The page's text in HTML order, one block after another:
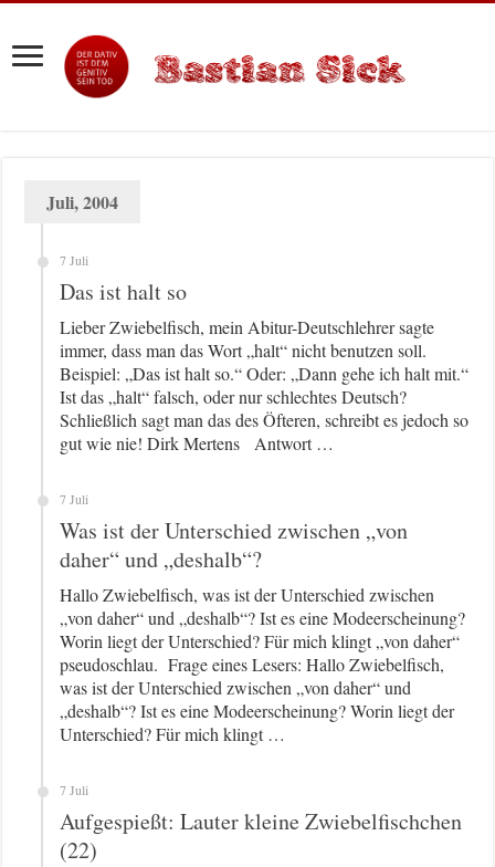
Juli, 2004
7 Juli
Das ist halt so
Lieber Zwiebelfisch, mein Abitur-Deutschlehrer sagte
immer, dass man das Wort „halt“ nicht benutzen soll.
Beispiel: „Das ist halt so.“ Oder: „Dann gehe ich halt mit.“
Ist das „halt“ falsch, oder nur schlechtes Deutsch?
Schließlich sagt man das des Öfteren, schreibt es jedoch so
gut wie nie! Dirk Mertens Antwort …
7 Juli
Was ist der Unterschied zwischen „von
daher“ und „deshalb“?
Hallo Zwiebelfisch, was ist der Unterschied zwischen
„von daher“ und „deshalb“? Ist es eine Modeerscheinung?
Worin liegt der Unterschied? Für mich klingt „von daher“
pseudoschlau. Frage eines Lesers: Hallo Zwiebelfisch,
was ist der Unterschied zwischen „von daher“ und
„deshalb“? Ist es eine Modeerscheinung? Worin liegt der
Unterschied? Für mich klingt …
7 Juli
Aufgespießt: Lauter kleine Zwiebelfischchen
(22)